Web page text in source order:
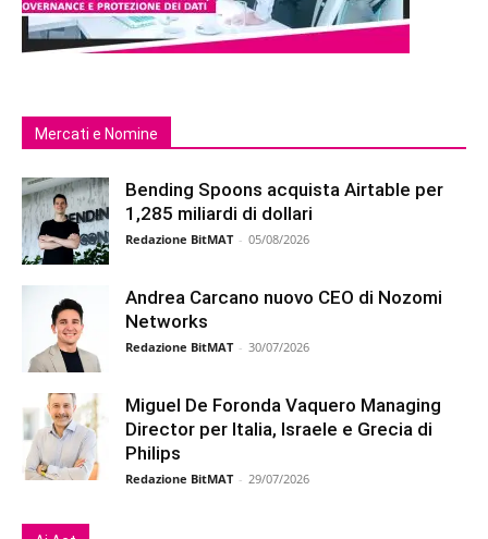
Mercati e Nomine
Bending Spoons acquista Airtable per
1,285 miliardi di dollari
Redazione BitMAT - 05/08/2026
Andrea Carcano nuovo CEO di Nozomi
Networks
Redazione BitMAT - 30/07/2026
Miguel De Foronda Vaquero Managing
Director per Italia, Israele e Grecia di
Philips
Redazione BitMAT - 29/07/2026